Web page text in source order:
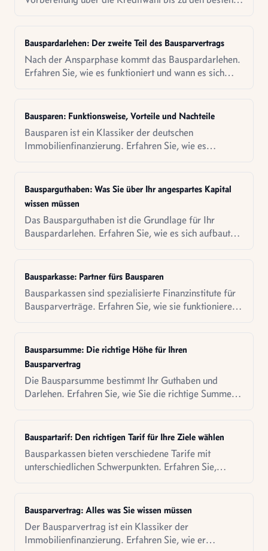
Bauspardarlehen: Der zweite Teil des Bausparvertrags
Nach der Ansparphase kommt das Bauspardarlehen.
Erfahren Sie, wie es funktioniert und wann es sich
Bausparen: Funktionsweise, Vorteile und Nachteile
Bausparen ist ein Klassiker der deutschen
Immobilienfinanzierung. Erfahren Sie, wie es
Bausparguthaben: Was Sie über Ihr angespartes Kapital
wissen müssen
Das Bausparguthaben ist die Grundlage für Ihr
Bauspardarlehen. Erfahren Sie, wie es sich aufbaut
Bausparkasse: Partner fürs Bausparen
Bausparkassen sind spezialisierte Finanzinstitute für
Bausparverträge. Erfahren Sie, wie sie funktionieren
Bausparsumme: Die richtige Höhe für Ihren
Bausparvertrag
Die Bausparsumme bestimmt Ihr Guthaben und
Darlehen. Erfahren Sie, wie Sie die richtige Summe
Bauspartarif: Den richtigen Tarif für Ihre Ziele wählen
Bausparkassen bieten verschiedene Tarife mit
unterschiedlichen Schwerpunkten. Erfahren Sie,
Bausparvertrag: Alles was Sie wissen müssen
Der Bausparvertrag ist ein Klassiker der
Immobilienfinanzierung. Erfahren Sie, wie er